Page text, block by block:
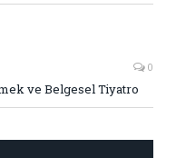
0
ve Belgesel Tiyatro